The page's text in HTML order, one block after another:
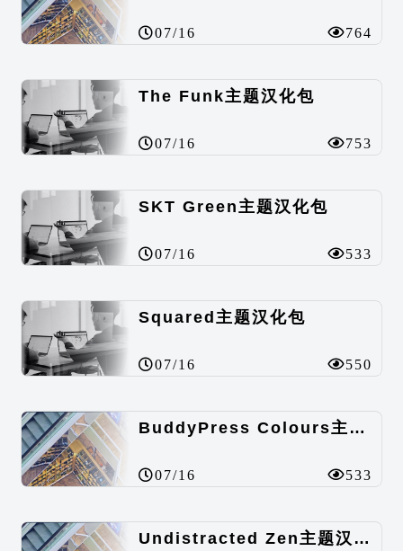
07/16 764
The Funk主题汉化包
07/16 753
SKT Green主题汉化包
07/16 533
Squared主题汉化包
07/16 550
BuddyPress Colours主题汉化包
07/16 533
Undistracted Zen主题汉化包